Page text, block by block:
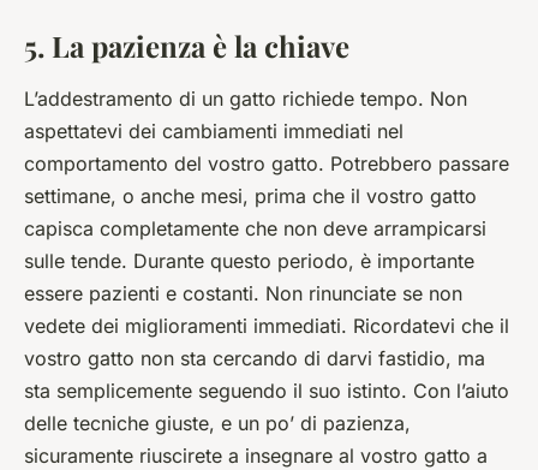
5. La pazienza è la chiave
L’addestramento di un gatto richiede tempo. Non
aspettatevi dei cambiamenti immediati nel
comportamento del vostro gatto. Potrebbero passare
settimane, o anche mesi, prima che il vostro gatto
capisca completamente che non deve arrampicarsi
sulle tende. Durante questo periodo, è importante
essere pazienti e costanti. Non rinunciate se non
vedete dei miglioramenti immediati. Ricordatevi che il
vostro gatto non sta cercando di darvi fastidio, ma
sta semplicemente seguendo il suo istinto. Con l’aiuto
delle tecniche giuste, e un po’ di pazienza,
sicuramente riuscirete a insegnare al vostro gatto a